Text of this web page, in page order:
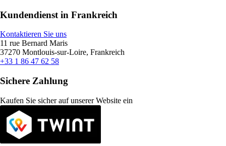
Kundendienst in Frankreich
Kontaktieren Sie uns
11 rue Bernard Maris
37270 Montlouis-sur-Loire, Frankreich
+33 1 86 47 62 58
Sichere Zahlung
Kaufen Sie sicher auf unserer Website ein